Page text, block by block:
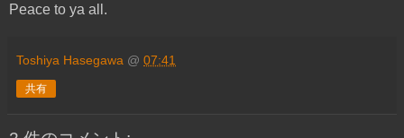
Peace to ya all.
Toshiya Hasegawa @ 07:41
共有